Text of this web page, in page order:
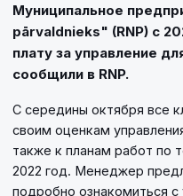
Муниципальное
pārvaldnieks" (RNP) с
плату за управление
сообщили в RNP.
С середины октября все
своим оценкам
также к планам работ по
2022 год. Менеджер
подробно ознакомиться с